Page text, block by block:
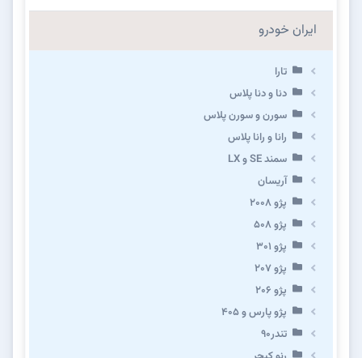
ایران خودرو
تارا
دنا و دنا پلاس
سورن و سورن پلاس
رانا و رانا پلاس
سمند SE و LX
آریسان
پژو ۲۰۰۸
پژو ۵۰۸
پژو 301
پژو ۲۰۷
پژو ۲۰۶
پژو پارس و ۴۰۵
تندر۹۰